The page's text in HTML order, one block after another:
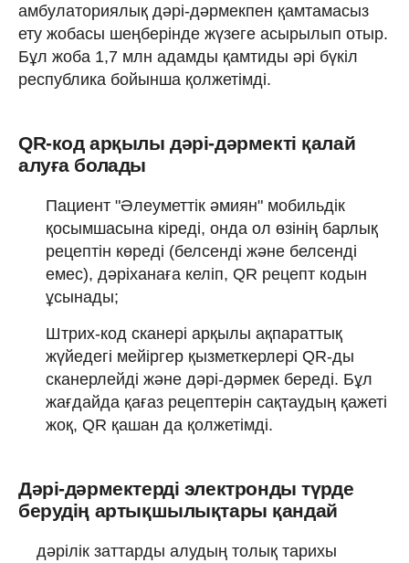
амбулаториялық дәрі-дәрмекпен қамтамасыз
ету жобасы шеңберінде жүзеге асырылып отыр.
Бұл жоба 1,7 млн адамды қамтиды әрі бүкіл
республика бойынша қолжетімді.
QR-код арқылы дәрі-дәрмекті қалай
алуға болады
Пациент "Әлеуметтік әмиян" мобильдік
қосымшасына кіреді, онда ол өзінің барлық
рецептін көреді (белсенді және белсенді
емес), дәріханаға келіп, QR рецепт кодын
ұсынады;
Штрих-код сканері арқылы ақпараттық
жүйедегі мейіргер қызметкерлері QR-ды
сканерлейді және дәрі-дәрмек береді. Бұл
жағдайда қағаз рецептерін сақтаудың қажеті
жоқ, QR қашан да қолжетімді.
Дәрі-дәрмектерді электронды түрде
берудің артықшылықтары қандай
дәрілік заттарды алудың толық тарихы